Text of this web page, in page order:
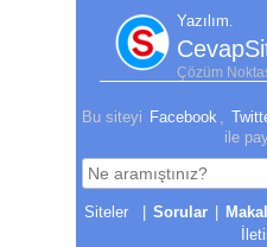
Yazılım.
Çözüm
Bu siteyi Facebook
ile
| Sorular |